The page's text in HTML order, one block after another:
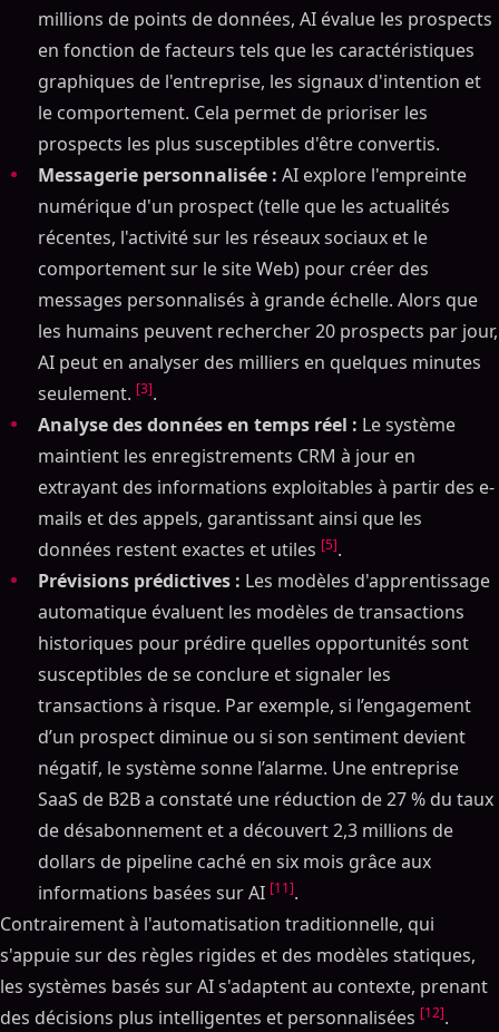
millions de points de données, AI évalue les prospects
en fonction de facteurs tels que les caractéristiques
graphiques de l'entreprise, les signaux d'intention et
le comportement. Cela permet de prioriser les
prospects les plus susceptibles d'être convertis.
Messagerie personnalisée : AI explore l'empreinte
numérique d'un prospect (telle que les actualités
récentes, l'activité sur les réseaux sociaux et le
comportement sur le site Web) pour créer des
messages personnalisés à grande échelle. Alors que
les humains peuvent rechercher 20 prospects par jour,
AI peut en analyser des milliers en quelques minutes
seulement. [3].
Analyse des données en temps réel : Le système
maintient les enregistrements CRM à jour en
extrayant des informations exploitables à partir des e-
mails et des appels, garantissant ainsi que les
données restent exactes et utiles [5].
Prévisions prédictives : Les modèles d'apprentissage
automatique évaluent les modèles de transactions
historiques pour prédire quelles opportunités sont
susceptibles de se conclure et signaler les
transactions à risque. Par exemple, si l’engagement
d’un prospect diminue ou si son sentiment devient
négatif, le système sonne l’alarme. Une entreprise
SaaS de B2B a constaté une réduction de 27 % du taux
de désabonnement et a découvert 2,3 millions de
dollars de pipeline caché en six mois grâce aux
informations basées sur AI [11].
Contrairement à l'automatisation traditionnelle, qui
s'appuie sur des règles rigides et des modèles statiques,
les systèmes basés sur AI s'adaptent au contexte, prenant
des décisions plus intelligentes et personnalisées [12].